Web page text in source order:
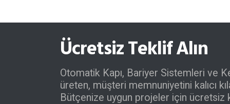
Ücretsiz Teklif Alın
Otomatik Kapı, Bariyer Sistemleri ve
üreten, müşteri memnuniyetini kalıcı
Bütçenize uygun projeler için ücretsiz